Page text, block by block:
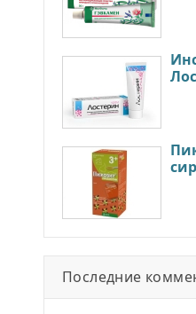
Последние